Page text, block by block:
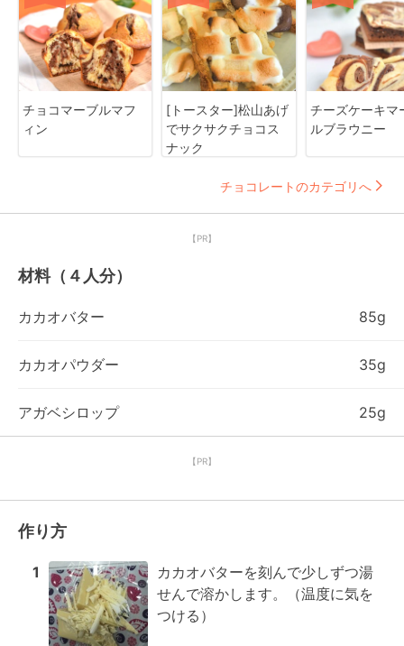
チョコマーブルマフ
ィン
[トースター]松山あげ
でサクサクチョコス
ナック
チーズケーキマ
ルブラウニー
チョコレートのカテゴリへ
【PR】
材料（４人分）
カカオバター 85g
カカオパウダー 35g
アガベシロップ 25g
【PR】
作り方
1
カカオバターを刻んで少しずつ湯
せんで溶かします。（温度に気を
つける）